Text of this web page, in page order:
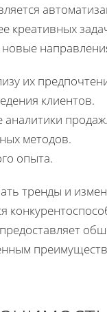
креативных
новые
их
клиентов.
продаж.
методов.
опыта.
тренды и